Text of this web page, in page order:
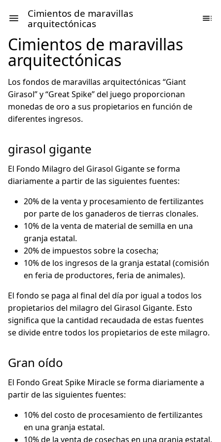
Cimientos de maravillas
arquitectónicas
Cimientos de maravillas
arquitectónicas
Los fondos de maravillas arquitectónicas “Giant
Girasol” y “Great Spike” del juego proporcionan
monedas de oro a sus propietarios en función de
diferentes ingresos.
girasol gigante
El Fondo Milagro del Girasol Gigante se forma
diariamente a partir de las siguientes fuentes:
20% de la venta y procesamiento de fertilizantes
por parte de los ganaderos de tierras clonales.
10% de la venta de material de semilla en una
granja estatal.
20% de impuestos sobre la cosecha;
10% de los ingresos de la granja estatal (comisión
en feria de productores, feria de animales).
El fondo se paga al final del día por igual a todos los
propietarios del milagro del Girasol Gigante. Esto
significa que la cantidad recaudada de estas fuentes
se divide entre todos los propietarios de este milagro.
Gran oído
El Fondo Great Spike Miracle se forma diariamente a
partir de las siguientes fuentes:
10% del costo de procesamiento de fertilizantes
en una granja estatal.
10% de la venta de cosechas en una granja estatal.